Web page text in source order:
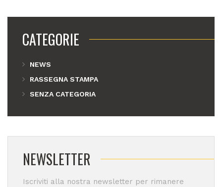
CATEGORIE
NEWS
RASSEGNA STAMPA
SENZA CATEGORIA
NEWSLETTER
Iscriviti alla nostra newsletter per rimanere